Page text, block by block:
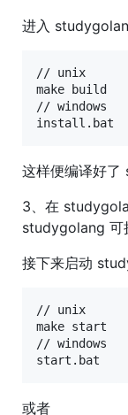
进入
// unix
make build
// windows
install.bat
这样便编译好
3、在
studygolang 可
接下来启动
// unix
make start
// windows
start.bat
或者